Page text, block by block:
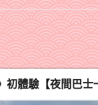
初體驗【夜間巴